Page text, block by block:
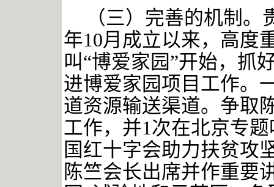
（三）完善的机制
年10月成立以来，高度
叫“博爱家园”开始，抓
进博爱家园项目工作。
道资源输送渠道。争取
工作，并1次在北京专
国红十字会助力扶贫攻
陈竺会长出席并作重要